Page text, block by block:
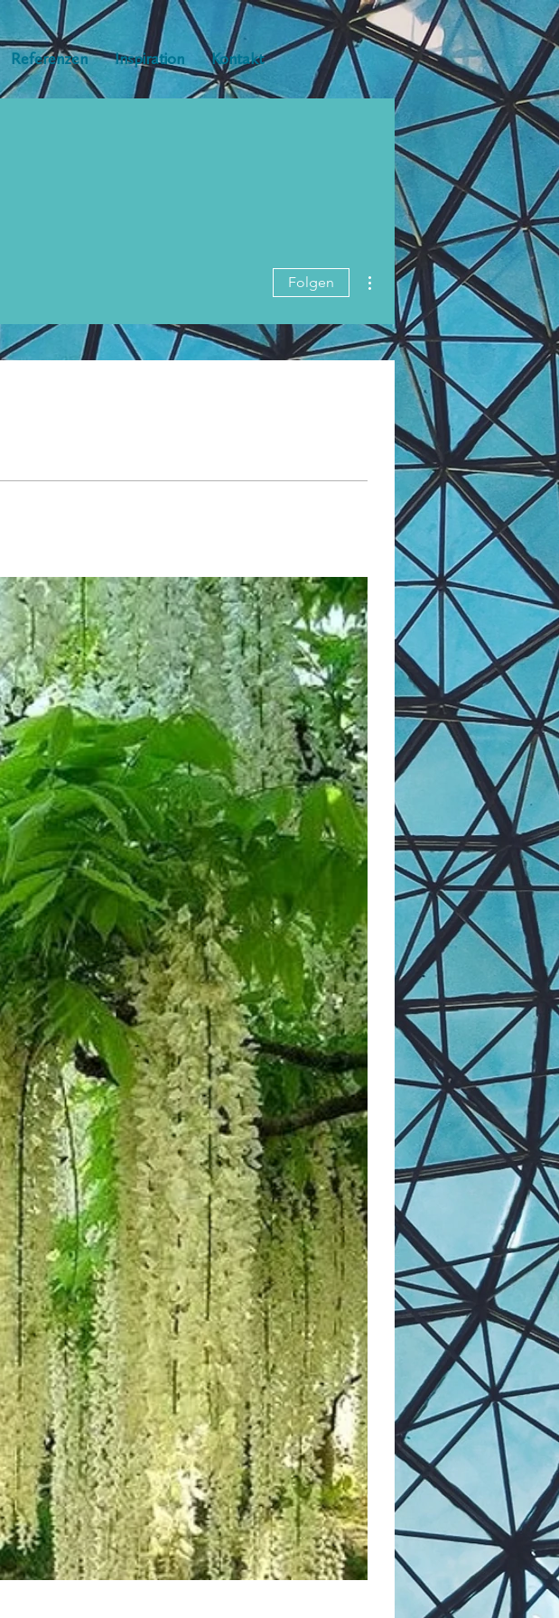
Referenzen Inspiration Kontakt
Folgen
Weitere Optionen